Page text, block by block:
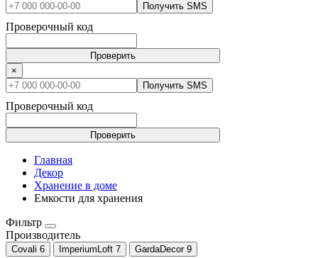
Получить SMS
Проверочный код
Проверить
×
Получить SMS
Проверочный код
Проверить
Главная
Декор
Хранение в доме
Емкости для хранения
Фильтр
Производитель
Covali 6 ImperiumLoft 7 GardaDecor 9